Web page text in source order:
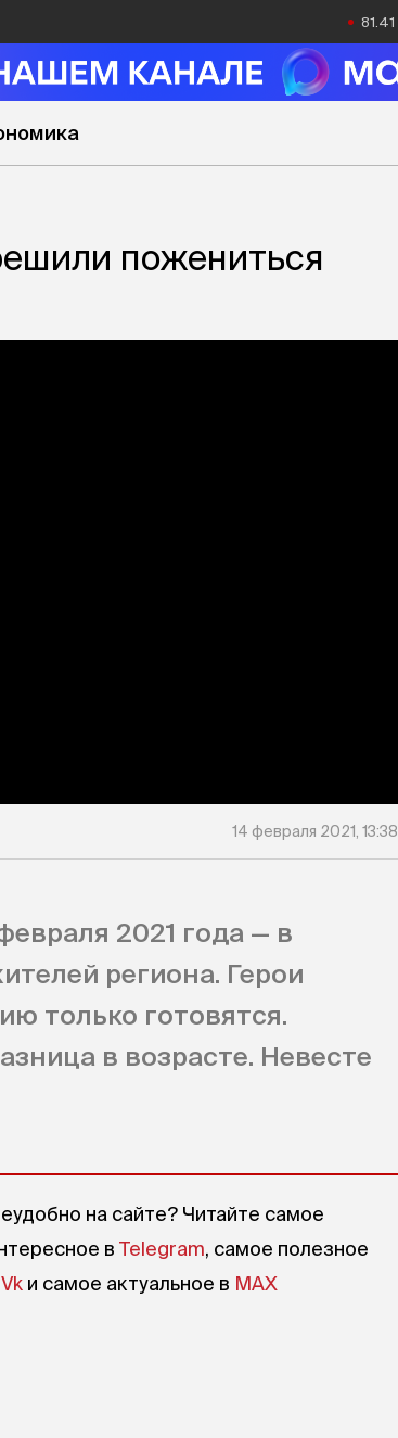
81.41
пожениться
14 февраля 2021, 13:38
2021 года — в
региона. Герои
только готовятся.
в возрасте. Невесте
на сайте? Читайте самое
в Telegram, самое полезное
Vk и самое актуальное в MAX